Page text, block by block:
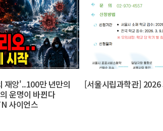
재앙'..100만 년만의
운명이 바뀐다
사이언스
[서울시립과학관] 2026